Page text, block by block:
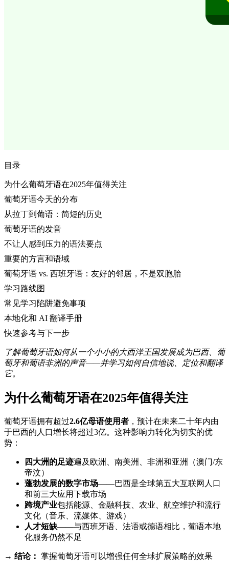
目录
为什么葡萄牙语在2025年值得关注
葡萄牙语今天的分布
从拉丁到葡语：简短的历史
葡萄牙语的发音
不让人感到压力的语法要点
重要的方言和语域
葡萄牙语 vs. 西班牙语：友好的邻居，不是双胞胎
学习路线图
常见学习陷阱避免事项
本地化和 AI 翻译手册
快速参考与下一步
了解葡萄牙语如何从一个小小的大西洋王国发展成为巴西、葡
萄牙和葡语非洲的声音——并学习如何自信地说、定位和翻译
它。
为什么葡萄牙语在2025年值得关注
葡萄牙语拥有超过2.6亿母语使用者 ，预计在未来二十年内由
于巴西的人口增长将超过3亿。这种影响力转化为切实的优
势：
四大洲的足迹遍及欧洲、南美洲、非洲和亚洲（澳门/东
帝汶）
蓬勃发展的数字市场——巴西是全球第五大互联网人口
和前三大应用下载市场
跨境产业包括能源、金融科技、农业、航空维护和流行
文化（音乐、流媒体、游戏）
人才短缺——与西班牙语、法语或德语相比，葡语本地
化服务仍然不足
→ 结论： 掌握葡萄牙语可以增强任何全球扩展策略的效果